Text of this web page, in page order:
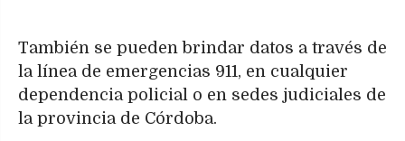
También se pueden brindar datos a través de
la línea de emergencias 911, en cualquier
dependencia policial o en sedes judiciales de
la provincia de Córdoba.